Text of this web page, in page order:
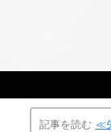
記事を読む ≪